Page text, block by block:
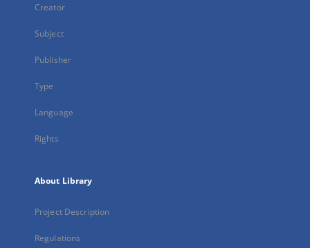
Creator
Subject
Publisher
Type
Language
Rights
About Library
Project Description
Regulations